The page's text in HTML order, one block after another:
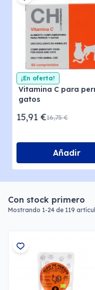
¡En oferta!
Vitamina C para
gatos
15,91 €16,75 €
Añadir
Con stock primero
Mostrando 1-24 de 119